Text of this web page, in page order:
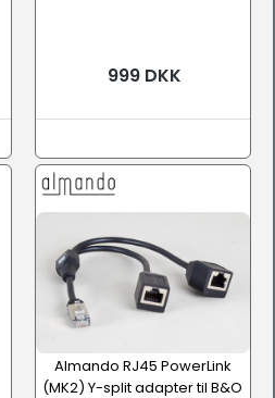
999 DKK
Almando RJ45 PowerLink
(MK2) Y-split adapter til B&O